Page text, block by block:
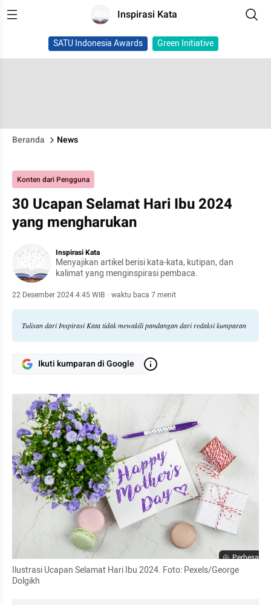
Inspirasi Kata
SATU Indonesia Awards Green Initiative
Beranda News
Konten dari Pengguna
30 Ucapan Selamat Hari Ibu 2024
yang mengharukan
Inspirasi Kata
Menyajikan artikel berisi kata-kata, kutipan, dan
kalimat yang menginspirasi pembaca.
22 Desember 2024 4:45 WIB · waktu baca 7 menit
Tulisan dari Inspirasi Kata tidak mewakili pandangan dari redaksi kumparan
Ikuti kumparan di Google
Perbesar
Ilustrasi Ucapan Selamat Hari Ibu 2024. Foto: Pexels/George
Dolgikh